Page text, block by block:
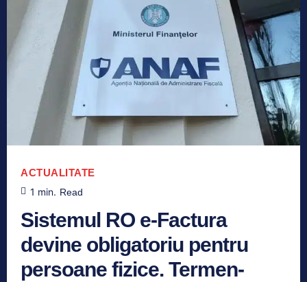
ACTUALITATE
1 min. Read
Sistemul RO e-Factura
devine obligatoriu pentru
persoane fizice. Termen-